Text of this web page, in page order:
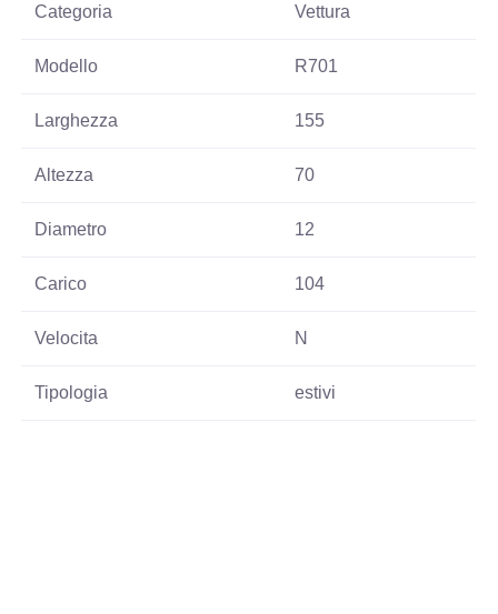
Categoria Vettura
Modello R701
Larghezza 155
Altezza 70
Diametro 12
Carico 104
Velocita N
Tipologia estivi